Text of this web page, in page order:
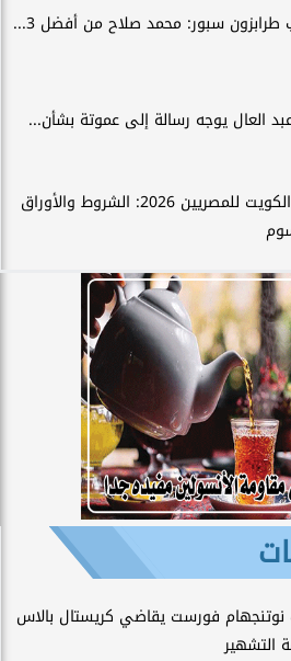
طرابزون سبور: محمد صلاح من أفضل 3...
العال يوجه رسالة إلى عموتة بشأن...
فيزا الكويت للمصريين 2026: الشروط والأوراق
نوتنجهام فورست يقاضي كريستال بالاس
التشهير